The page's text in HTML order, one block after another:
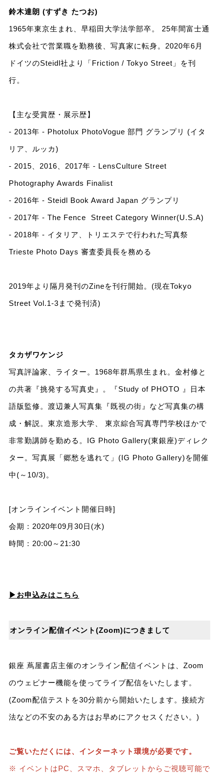
鈴木達朗 (すずき たつお)
1965年東京生まれ、早稲田大学法学部卒。 25年間富士通
株式会社で営業職を勤務後、写真家に転身。2020年6月
ドイツのSteidl社より「Friction / Tokyo Street」を刊
行。
【主な受賞歴・展示歴】
- 2013年 - Photolux PhotoVogue 部門 グランプリ (イタ
リア、ルッカ)
- 2015、2016、2017年 - LensCulture Street
Photography Awards Finalist
- 2016年 - Steidl Book Award Japan グランプリ
- 2017年 - The Fence Street Category Winner(U.S.A)
- 2018年 - イタリア、トリエステで行われた写真祭
Trieste Photo Days 審査委員長を務める
2019年より隔月発刊のZineを刊行開始。(現在Tokyo
Street Vol.1-3まで発刊済)
タカザワケンジ
写真評論家、ライター。1968年群馬県生まれ。金村修と
の共著『挑発する写真史』。『Study of PHOTO 』日本
語版監修。渡辺兼人写真集『既視の街』など写真集の構
成・解説。東京造形大学、 東京綜合写真専門学校ほかで
非常勤講師を勤める。IG Photo Gallery(東銀座)ディレク
ター。写真展「郷愁を逃れて」(IG Photo Gallery)を開催
中(～10/3)。
[オンラインイベント開催日時]
会期：2020年09月30日(水)
時間：20:00～21:30
▶お申込みはこちら
オンライン配信イベント(Zoom)につきまして
銀座 蔦屋書店主催のオンライン配信イベントは、Zoom
のウェビナー機能を使ってライブ配信をいたします。
(Zoom配信テストを30分前から開始いたします。接続方
法などの不安のある方はお早めにアクセスください。)
ご覧いただくには、インターネット環境が必要です。
※ イベントはPC、スマホ、タブレットからご視聴可能で